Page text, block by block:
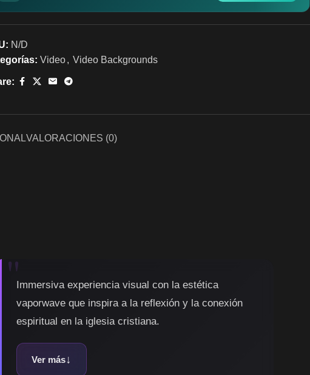
N/D
Video, Video Backgrounds
VALORACIONES (0)
Immersiva experiencia visual con la estética
vaporwave que inspira a la reflexión y la conexión
espiritual en la iglesia cristiana.
Ver más